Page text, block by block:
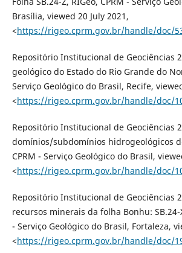
Brasília, viewed 20 July 2021,
<https://rigeo.cprm.gov.br/handle/doc/
Repositório Institucional de Geociências
geológico do Estado do Rio Grande do
Serviço Geológico do Brasil, Recife,
<https://rigeo.cprm.gov.br/handle/doc/
Repositório Institucional de Geociências
domínios/subdomínios hidrogeológicos
CPRM - Serviço Geológico do Brasil,
<https://rigeo.cprm.gov.br/handle/doc/
Repositório Institucional de Geociências
recursos minerais da folha Bonhu: SB.24-
- Serviço Geológico do Brasil, Fortaleza,
<https://rigeo.cprm.gov.br/handle/doc/